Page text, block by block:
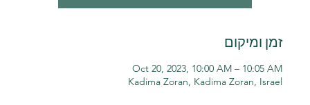
זמן ומיקום
Oct 20, 2023, 10:00 AM – 10:05 AM
Kadima Zoran, Kadima Zoran, Israel